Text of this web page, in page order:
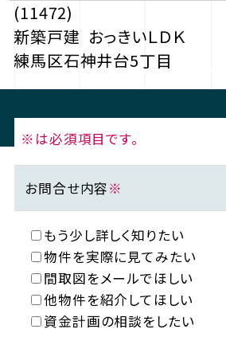
(11472)
新築戸建 おっきいＬＤＫ
練馬区石神井台5丁目
※は必須項目です。
お問合せ内容※
もう少し詳しく知りたい
物件を実際に見てみたい
間取図をメールでほしい
他物件を紹介してほしい
資金計画の相談をしたい